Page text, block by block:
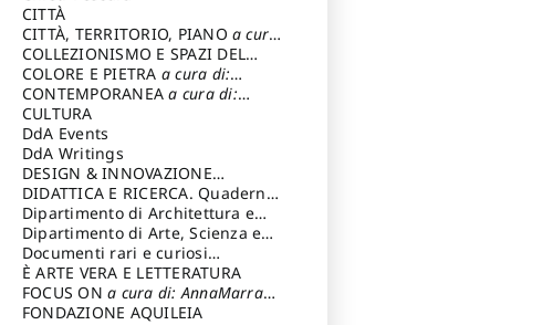
cura di: Di Carpegna Falconieri
Tommaso
CITTÀ
CITTÀ, TERRITORIO, PIANO a cura
di: Imbesi Giuseppe
COLLEZIONISMO E SPAZI DEL
COLLEZIONISMO a cura di:
Magnani Lauro
COLORE E PIETRA a cura di:
Selvaggi Giuseppe
CONTEMPORANEAa cura di:
Gubinelli Luna
CULTURA
DdA Events
DdA Writings
DESIGN & INNOVAZIONE
TECNOLOGICAa cura di: Vallicelli
Andrea
DIDATTICA E RICERCA. Quaderni
della Scuola
Dipartimento di Architettura e
Analisi della Città Mediterranea
Dipartimento di Arte, Scienza e
Tecnica del Costuire
Documenti rari e curiosi
dall'Archivio Segreto
È ARTE VERA E LETTERATURA
FOCUS ONa cura di: AnnaMarra
Contemporanea
FONDAZIONE AQUILEIA